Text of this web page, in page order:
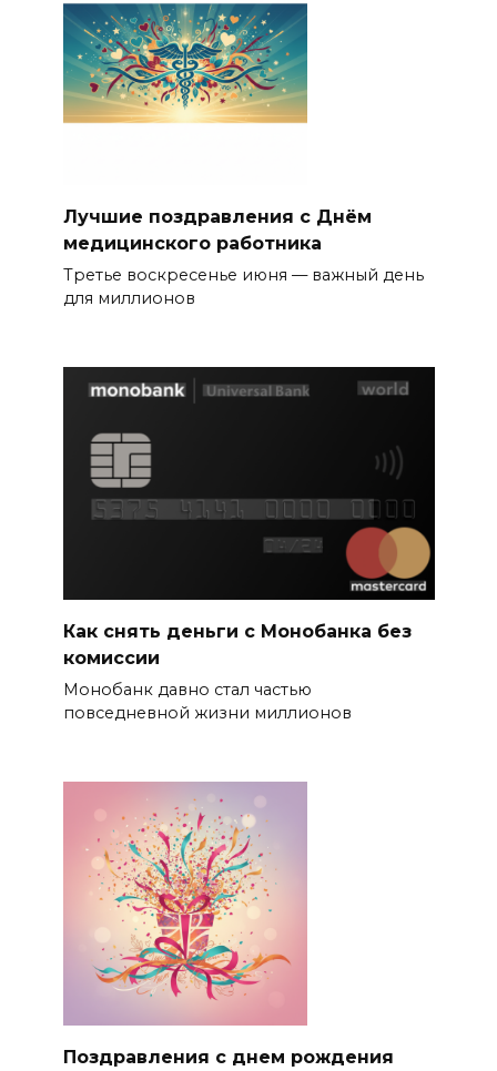
Лучшие поздравления с Днём
медицинского работника
Третье воскресенье июня — важный день
для миллионов
Как снять деньги с Монобанка без
комиссии
Монобанк давно стал частью
повседневной жизни миллионов
Поздравления с днем рождения